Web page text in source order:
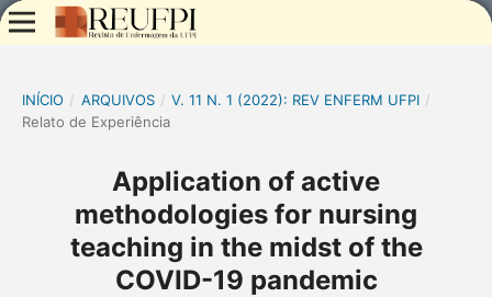
INÍCIO / ARQUIVOS / V. 11 N. 1 (2022): REV ENFERM UFPI /
Relato de Experiência
Application of active
methodologies for nursing
teaching in the midst of the
COVID-19 pandemic